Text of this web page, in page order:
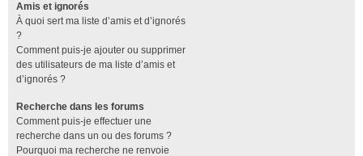
Amis et ignorés
À quoi sert ma liste d’amis et d’ignorés
?
Comment puis-je ajouter ou supprimer
des utilisateurs de ma liste d’amis et
d’ignorés ?
Recherche dans les forums
Comment puis-je effectuer une
recherche dans un ou des forums ?
Pourquoi ma recherche ne renvoie